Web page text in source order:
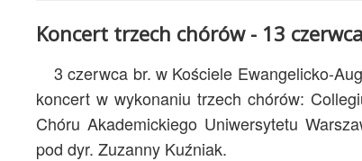
Koncert trzech chórów - 13
3 czerwca br. w Kościele Ewangelicko-
koncert w wykonaniu trzech chórów:
Chóru Akademickiego Uniwersytetu
pod dyr. Zuzanny Kuźniak.